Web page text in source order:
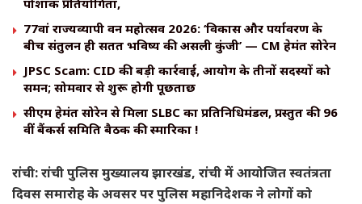
77वां राज्यव्यापी वन महोत्सव 2026: ‘विकास और पर्यावरण के
बीच संतुलन ही सतत भविष्य की असली कुंजी’ — CM हेमंत सोरेन
JPSC Scam: CID की बड़ी कार्रवाई, आयोग के तीनों सदस्यों को
समन; सोमवार से शुरू होगी पूछताछ
सीएम हेमंत सोरेन से मिला SLBC का प्रतिनिधिमंडल, प्रस्तुत की 96
वीं बैंकर्स समिति बैठक की स्मारिका !
रांची: रांची पुलिस मुख्यालय झारखंड, रांची में आयोजित स्वतंत्रता
दिवस समारोह के अवसर पर पुलिस महानिदेशक ने लोगों को